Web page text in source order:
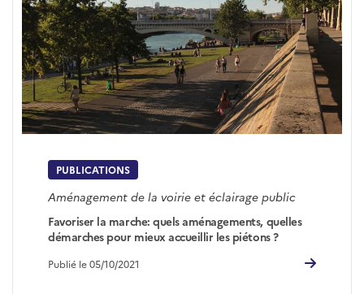
PUBLICATIONS
Aménagement de la voirie et éclairage public
Favoriser la marche: quels aménagements, quelles
démarches pour mieux accueillir les piétons ?
Publié le 05/10/2021